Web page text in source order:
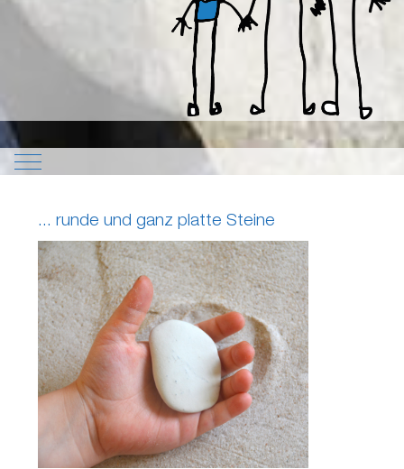
Mobile Menu Toggle
... runde und ganz platte Steine